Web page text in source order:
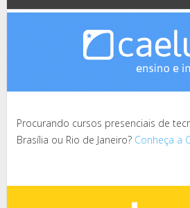
Procurando cursos presenciais de
Brasília ou Rio de Janeiro? Conheça a